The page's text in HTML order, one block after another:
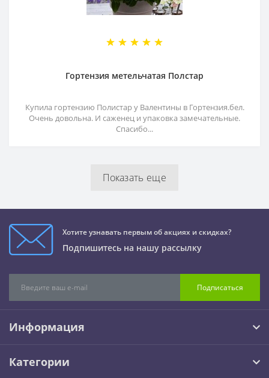
Гортензия метельчатая Полстар
Купила гортензию Полистар у Валентины в Гортензия.бел.
Очень довольна. И саженец и упаковка замечательные.
Спасибо...
Показать еще
Хотите узнавать первым об акциях и скидках?
Подпишитесь на нашу рассылку
Подписаться
Информация
Категории